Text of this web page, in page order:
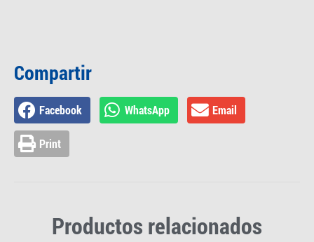
Compartir
Facebook WhatsApp Email
Print
Productos relacionados